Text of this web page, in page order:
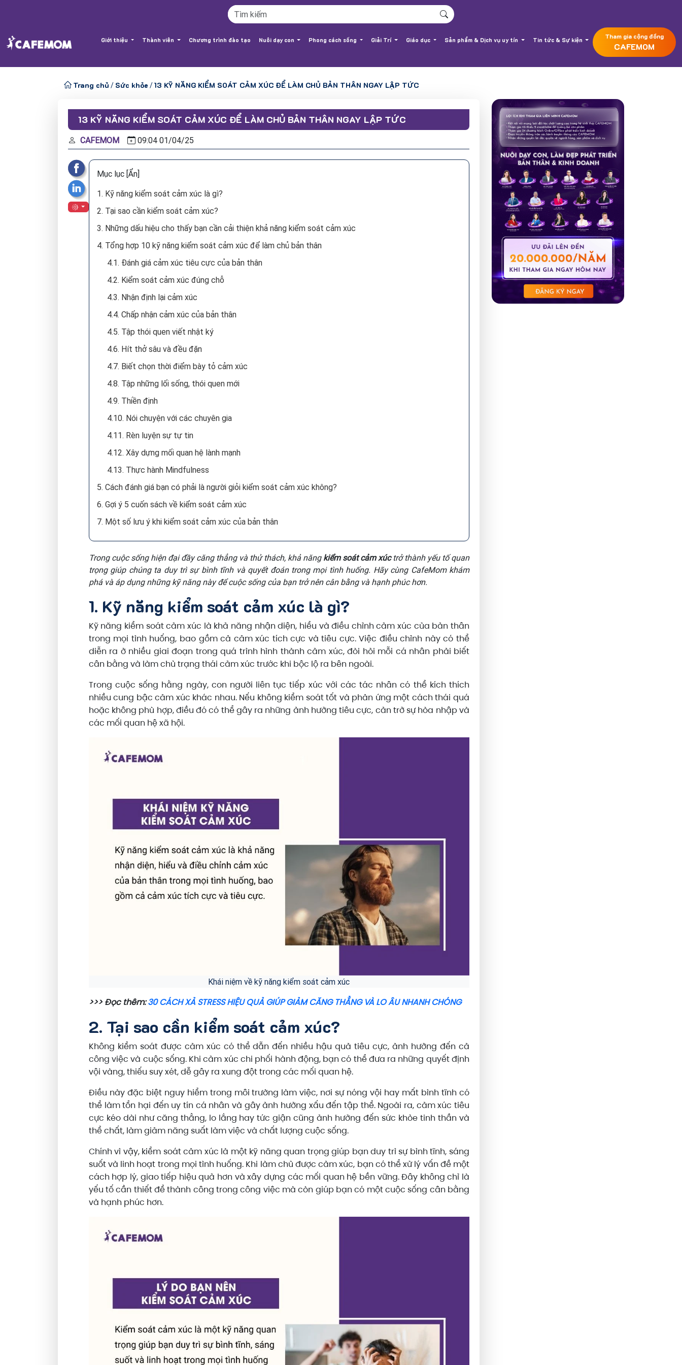
Giới thiệu Thành viên Chương trình đào tạo Nuôi dạy con Phong cách sống Giải Trí Giáo dục Sản phẩm & Dịch vụ uy tín Tin tức & Sự kiện Tham gia cộng đồng
CAFEMOM
Trang chủ / Sức khỏe /13 KỸ NĂNG KIỂM SOÁT CẢM XÚC ĐỂ LÀM CHỦ BẢN THÂN NGAY LẬP TỨC
13 KỸ NĂNG KIỂM SOÁT CẢM XÚC ĐỂ LÀM CHỦ BẢN THÂN NGAY LẬP TỨC
CAFEMOM 09:04 01/04/25
Mục lục [Ẩn]
1. Kỹ năng kiểm soát cảm xúc là gì?
2. Tại sao cần kiểm soát cảm xúc?
3. Những dấu hiệu cho thấy bạn cần cải thiện khả năng kiểm soát cảm xúc
4. Tổng hợp 10 kỹ năng kiểm soát cảm xúc để làm chủ bản thân
4.1. Đánh giá cảm xúc tiêu cực của bản thân
4.2. Kiểm soát cảm xúc đúng chỗ
4.3. Nhận định lại cảm xúc
4.4. Chấp nhận cảm xúc của bản thân
4.5. Tập thói quen viết nhật ký
4.6. Hít thở sâu và đều đặn
4.7. Biết chọn thời điểm bày tỏ cảm xúc
4.8. Tập những lối sống, thói quen mới
4.9. Thiền định
4.10. Nói chuyện với các chuyên gia
4.11. Rèn luyện sự tự tin
4.12. Xây dựng mối quan hệ lành mạnh
4.13. Thực hành Mindfulness
5. Cách đánh giá bạn có phải là người giỏi kiểm soát cảm xúc không?
6. Gợi ý 5 cuốn sách về kiểm soát cảm xúc
7. Một số lưu ý khi kiểm soát cảm xúc của bản thân
Trong cuộc sống hiện đại đầy căng thẳng và thử thách, khả năng kiểm soát cảm xúctrở thành yếu tố quan
trọng giúp chúng ta duy trì sự bình tĩnh và quyết đoán trong mọi tình huống. Hãy cùng CafeMom khám
phá và áp dụng những kỹ năng này để cuộc sống của bạn trở nên cân bằng và hạnh phúc hơn.
1. Kỹ năng kiểm soát cảm xúc là gì?
Kỹ năng kiểm soát cảm xúc là khả năng nhận diện, hiểu và điều chỉnh cảm xúc của bản thân
trong mọi tình huống, bao gồm cả cảm xúc tích cực và tiêu cực. Việc điều chỉnh này có thể
diễn ra ở nhiều giai đoạn trong quá trình hình thành cảm xúc, đòi hỏi mỗi cá nhân phải biết
cân bằng và làm chủ trạng thái cảm xúc trước khi bộc lộ ra bên ngoài.
Trong cuộc sống hằng ngày, con người liên tục tiếp xúc với các tác nhân có thể kích thích
nhiều cung bậc cảm xúc khác nhau. Nếu không kiểm soát tốt và phản ứng một cách thái quá
hoặc không phù hợp, điều đó có thể gây ra những ảnh hưởng tiêu cực, cản trở sự hòa nhập và
các mối quan hệ xã hội.
Khái niệm về kỹ năng kiểm soát cảm xúc
>>> Đọc thêm:30 CÁCH XẢ STRESS HIỆU QUẢ GIÚP GIẢM CĂNG THẲNG VÀ LO ÂU NHANH CHÓNG
2. Tại sao cần kiểm soát cảm xúc?
Không kiểm soát được cảm xúc có thể dẫn đến nhiều hậu quả tiêu cực, ảnh hưởng đến cả
công việc và cuộc sống. Khi cảm xúc chi phối hành động, bạn có thể đưa ra những quyết định
vội vàng, thiếu suy xét, dễ gây ra xung đột trong các mối quan hệ.
Điều này đặc biệt nguy hiểm trong môi trường làm việc, nơi sự nóng vội hay mất bình tĩnh có
thể làm tổn hại đến uy tín cá nhân và gây ảnh hưởng xấu đến tập thể. Ngoài ra, cảm xúc tiêu
cực kéo dài như căng thẳng, lo lắng hay tức giận cũng ảnh hưởng đến sức khỏe tinh thần và
thể chất, làm giảm năng suất làm việc và chất lượng cuộc sống.
Chính vì vậy, kiểm soát cảm xúc là một kỹ năng quan trọng giúp bạn duy trì sự bình tĩnh, sáng
suốt và linh hoạt trong mọi tình huống. Khi làm chủ được cảm xúc, bạn có thể xử lý vấn đề một
cách hợp lý, giao tiếp hiệu quả hơn và xây dựng các mối quan hệ bền vững. Đây không chỉ là
yếu tố cần thiết để thành công trong công việc mà còn giúp bạn có một cuộc sống cân bằng
và hạnh phúc hơn.